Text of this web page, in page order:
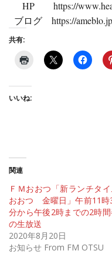
HP https://
ブログ https://
共有:
いいね:
関連
ＦＭおおつ「新ランチタ
おおつ 金曜日」午前11時
分から午後2時までの2時
の生放送
2020年8月20日
お知らせ From FM OTSU